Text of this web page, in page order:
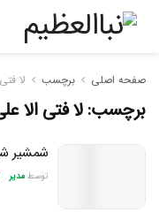
صفحه اصلی برچسب لا
برچسب:لا فتی الا
شمشیر
توسط مدیر